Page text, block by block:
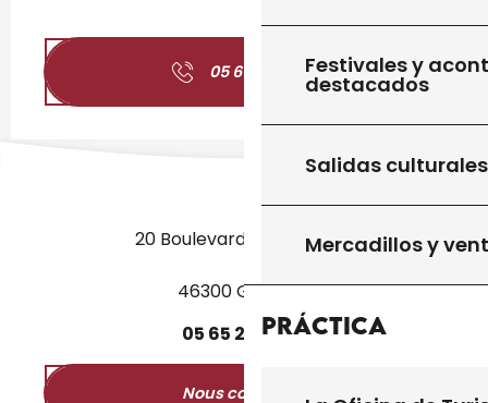
Festivales y
destacados
Salidas culturales
Mercadillos y
Práctica
05 65 27 01 ▒▒
20 Boulevard des Martyrs
46300 Gourdon
05 65 27 5250
Nous contacter